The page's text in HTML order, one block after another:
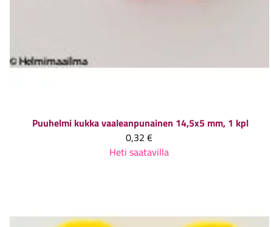
Puuhelmi kukka vaaleanpunainen 14,5x5 mm, 1 kpl
0,32 €
Heti saatavilla